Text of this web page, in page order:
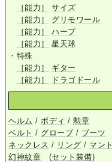
［能力］
サイズ
［能力］
グリモワール
［能力］
ハープ
［能力］
星天球
・特殊
［能力］
ギター
［能力］
ドラゴドール
ヘルム / ボディ /勲章
ベルト / グローブ / ブーツ
ネックレス / リング / マント
幻神紋章 (セット装備)